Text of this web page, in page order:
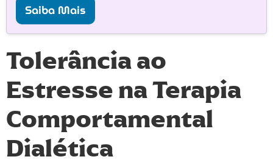
Saiba Mais
Tolerância ao
Estresse na Terapia
Comportamental
Dialética